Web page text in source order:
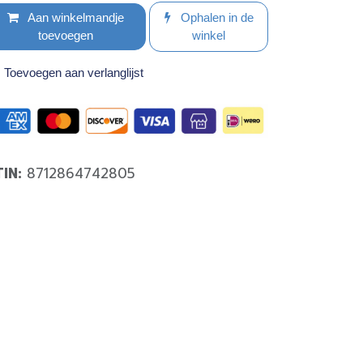
Aan winkelmandje
toevoegen
Ophalen in de
winkel
Toevoegen aan verlanglijst
8712864742805